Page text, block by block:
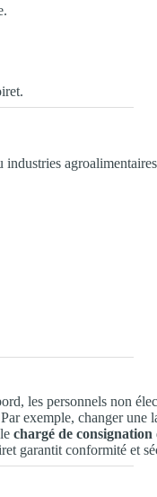
industries
les personnels non
exemple, changer une
chargé de consignation
garantit conformité et